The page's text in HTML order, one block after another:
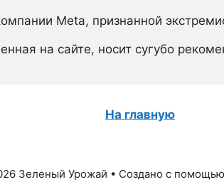
Meta, признанной
на сайте, носит сугубо
На главную
Зеленый Урожай • Создано с помощью